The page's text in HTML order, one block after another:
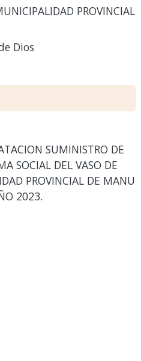
PROVINCIAL
Dios
SUMINISTRO DE
SOCIAL DEL VASO DE
PROVINCIAL DE MANU
2023.